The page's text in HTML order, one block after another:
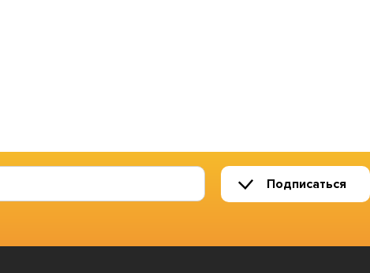
Подписаться